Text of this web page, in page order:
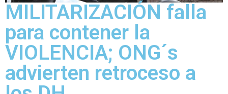
MILITARIZACIÓN falla
para contener la
VIOLENCIA; ONG´s
advierten retroceso a